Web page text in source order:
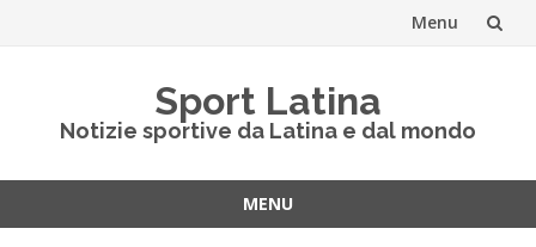
Menu
Sport Latina
Notizie sportive da Latina e dal mondo
MENU